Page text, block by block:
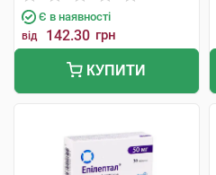
Є в наявності
від 142.30 грн
КУПИТИ